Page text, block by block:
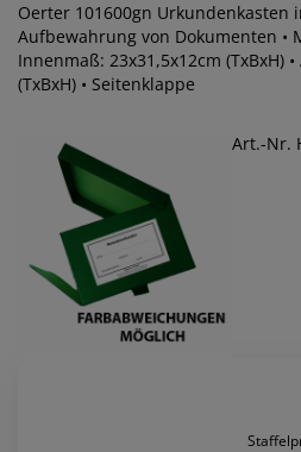
Oerter 101600gn Urkundenkasten
Aufbewahrung von Dokumenten •
Innenmaß: 23x31,5x12cm (TxBxH)
(TxBxH) • Seitenklappe
Art.-Nr.